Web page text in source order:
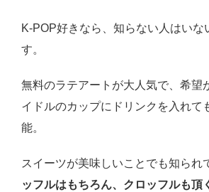
K-POP好きなら、知らない人はいな
す。
無料のラテアートが大人気で、希望
イドルのカップにドリンクを入れて
能。
スイーツが美味しいことでも知られ
ッフルはもちろん、クロッフルも頂